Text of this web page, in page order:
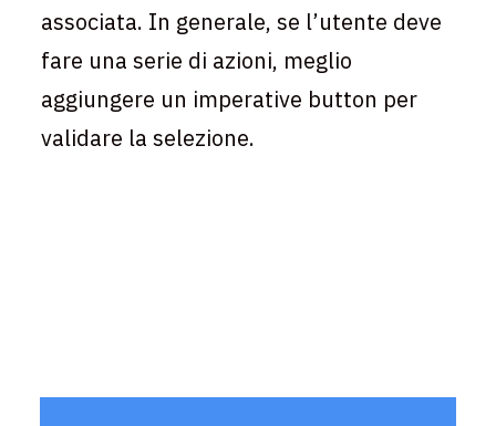
associata. In generale, se l’utente deve
fare una serie di azioni, meglio
aggiungere un imperative button per
validare la selezione.